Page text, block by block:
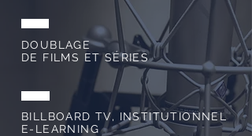
DOUBLAGE
DE FILMS ET SÉRIES
BILLBOARD TV, INSTITUTIONNEL
E-LEARNING